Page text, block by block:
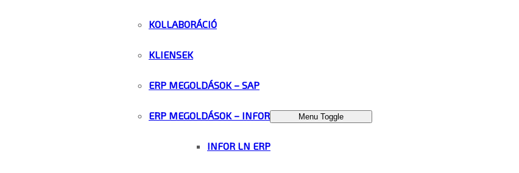
KOLLABORÁCIÓ
KLIENSEK
ERP MEGOLDÁSOK – SAP
ERP MEGOLDÁSOK – INFOR Menu Toggle
INFOR LN ERP